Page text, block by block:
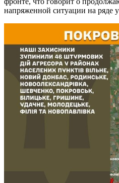
напряженной ситуации на ряде